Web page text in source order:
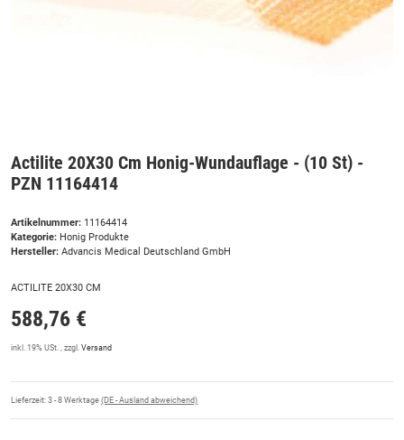
Actilite 20X30 Cm Honig-Wundauflage - (10 St) -
PZN 11164414
Artikelnummer: 11164414
Kategorie: Honig Produkte
Hersteller: Advancis Medical Deutschland GmbH
ACTILITE 20X30 CM
588,76 €
inkl. 19% USt. , zzgl. Versand
Lieferzeit: 3 - 8 Werktage (DE - Ausland abweichend)